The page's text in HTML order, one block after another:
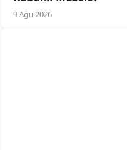
9 Ağu 2026